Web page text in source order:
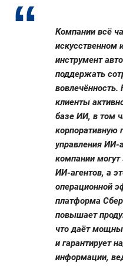
Компании всё
искусственном
инструмент
поддержать
клиенты
базе ИИ, в том
корпоративную
управления
компании могут
ИИ-агентов, а
операционной
платформа
повышает
что даёт
и гарантирует
информации,